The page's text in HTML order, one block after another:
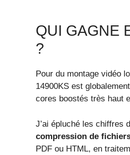
QUI GAGNE
?
Pour du montage vidéo
14900KS est
cores boostés très haut
J’ai épluché les chiffres
compression de
PDF ou HTML, en